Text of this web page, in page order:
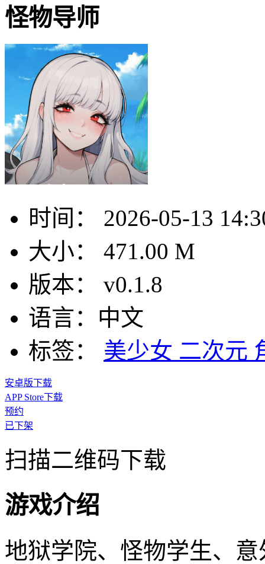
怪物导师
时间：
2026-05-13
大小：
471.00 M
版本：
v0.1.8
语言： 中文
标签：
美少女 二次元
安卓版下载
APP Store下载
预约
已下架
扫描二维码下载
游戏介绍
地狱学院、怪物学生、